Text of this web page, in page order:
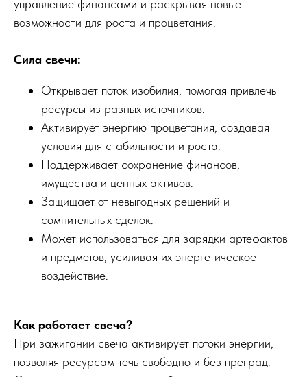
управление финансами и раскрывая новые
возможности для роста и процветания.
Сила свечи:
Открывает поток изобилия, помогая привлечь
ресурсы из разных источников.
Активирует энергию процветания, создавая
условия для стабильности и роста.
Поддерживает сохранение финансов,
имущества и ценных активов.
Защищает от невыгодных решений и
сомнительных сделок.
Может использоваться для зарядки артефактов
и предметов, усиливая их энергетическое
воздействие.
Как работает свеча?
При зажигании свеча активирует потоки энергии,
позволяя ресурсам течь свободно и без преград.